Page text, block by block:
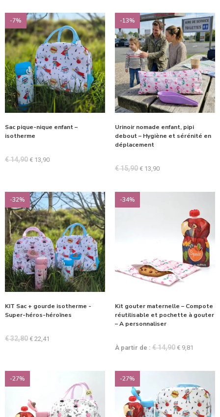
-7%
Sac pique-nique enfant –
isotherme
€14,90 € 13,90
-13%
Urinoir nomade enfant, pipi
debout – Hygiène et sérénité en
déplacement
€15,90 € 13,90
-32%
KIT Sac + gourde isotherme -
Super-héros-héroïnes
€32,80 € 22,41
-34%
Kit gouter maternelle – Compote
réutilisable et pochette à gouter
– A personnaliser
À partir de : €14,90 € 9,81
-27% -27%